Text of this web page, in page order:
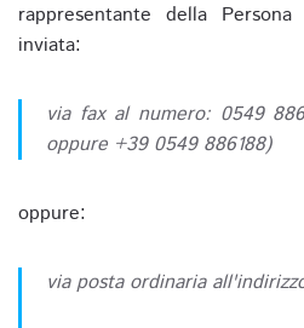
rappresentante della
inviata:
via fax al numero: 0549
oppure +39 0549 886188)
oppure:
via posta ordinaria